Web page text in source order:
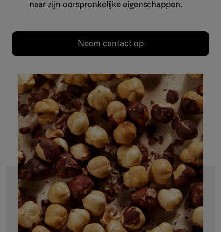
naar zijn oorspronkelijke eigenschappen.
Neem contact op